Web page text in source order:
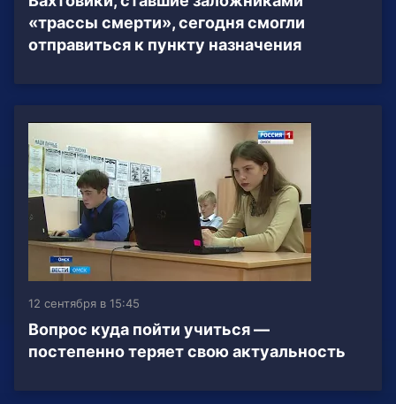
«трассы смерти», сегодня смогли
отправиться к пункту назначения
12 сентября в 15:45
Вопрос куда пойти учиться —
постепенно теряет свою актуальность